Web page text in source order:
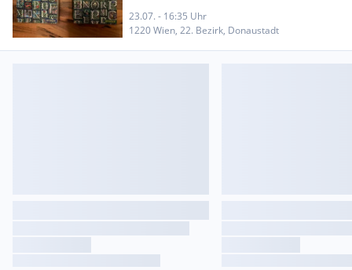
23.07. - 16:35 Uhr
1220 Wien, 22. Bezirk, Donaustadt